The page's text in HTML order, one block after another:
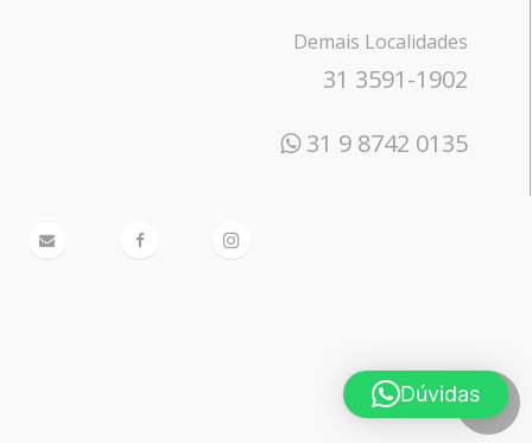
Demais Localidades
31 3591-1902
31 9 8742 0135
Dúvidas